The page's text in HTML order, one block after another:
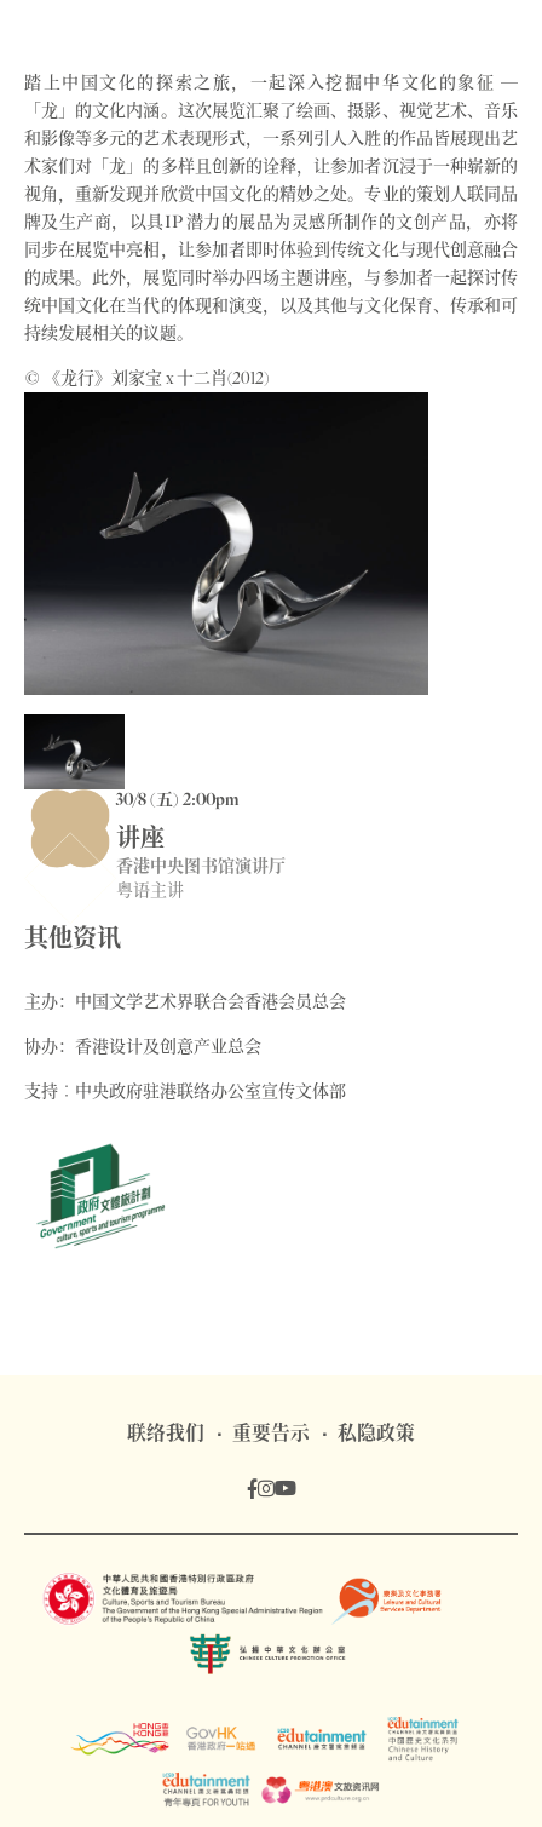
踏上中国文化的探索之旅，一起深入挖掘中华文化的象征 ─
「龙」的文化内涵。这次展览汇聚了绘画、摄影、视觉艺术、音乐
和影像等多元的艺术表现形式，一系列引人入胜的作品皆展现出艺
术家们对「龙」的多样且创新的诠释，让参加者沉浸于一种崭新的
视角，重新发现并欣赏中国文化的精妙之处。专业的策划人联同品
牌及生产商，以具IP 潜力的展品为灵感所制作的文创产品，亦将
同步在展览中亮相，让参加者即时体验到传统文化与现代创意融合
的成果。此外，展览同时举办四场主题讲座，与参加者一起探讨传
统中国文化在当代的体现和演变，以及其他与文化保育、传承和可
持续发展相关的议题。
© 《龙行》刘家宝 x 十二肖(2012)
30/8 (五) 2:00pm
讲座
香港中央图书馆演讲厅
粤语主讲
其他资讯
主办：中国文学艺术界联合会香港会员总会
协办：香港设计及创意产业总会
支持︰中央政府驻港联络办公室宣传文体部
联络我们 重要告示 私隐政策